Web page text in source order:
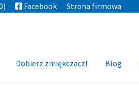
Facebook Strona firmowa
Dobierz zmiękczacz! Blog